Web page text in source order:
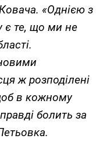
«Однією з
є те, що ми не
ж розподілені
в кожному
болить за